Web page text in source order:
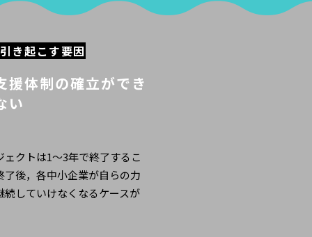
き起こす要因
援体制の確立ができ
い
クトは1～3年で終了するこ
後，各中小企業が自らの力
していけなくなるケースが